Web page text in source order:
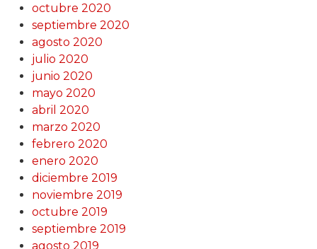
octubre 2020
septiembre 2020
agosto 2020
julio 2020
junio 2020
mayo 2020
abril 2020
marzo 2020
febrero 2020
enero 2020
diciembre 2019
noviembre 2019
octubre 2019
septiembre 2019
agosto 2019